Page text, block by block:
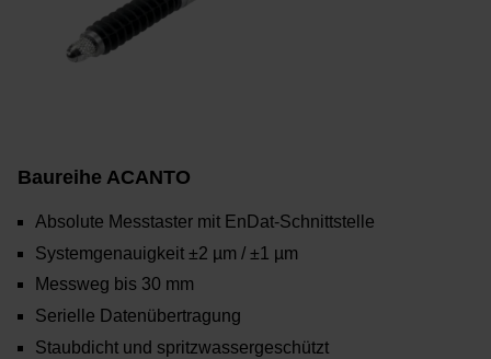
Baureihe ACANTO
Absolute Messtaster mit EnDat-Schnittstelle
Systemgenauigkeit ±2 µm / ±1 µm
Messweg bis 30 mm
Serielle Datenübertragung
Staubdicht und spritzwassergeschützt